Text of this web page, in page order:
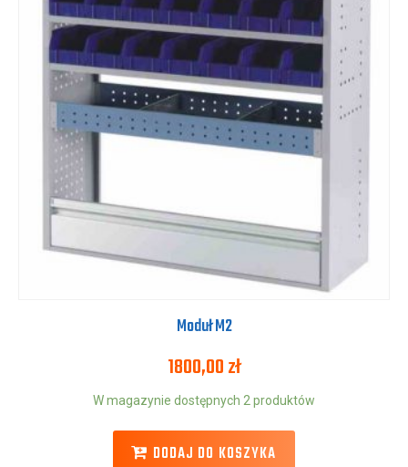
Moduł M2
1800,00zł
W magazynie dostępnych 2 produktów
DODAJ DO KOSZYKA